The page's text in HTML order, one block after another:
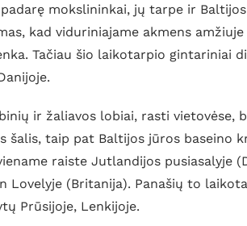
mokslininkai, jų tarpe ir
kad viduriniajame akmens
Tačiau šio laikotarpio gintariniai
ir žaliavos lobiai, rasti vietovėse,
šalis, taip pat Baltijos jūros baseino
raiste Jutlandijos pusiasalyje
Lovelyje (Britanija). Panašių to
Prūsijoje, Lenkijoje.